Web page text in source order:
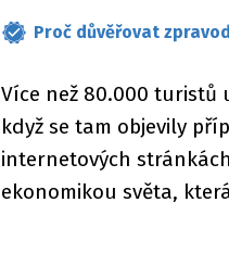
Proč důvěřovat
Více než 80.000 turistů
když se tam objevily
internetových
ekonomikou světa,